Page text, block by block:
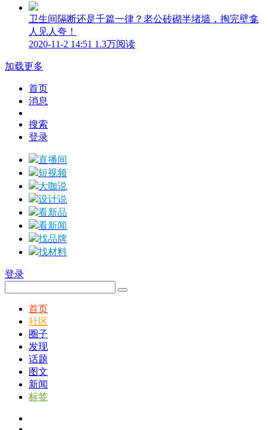
卫生间隔断还是千篇一律？老公砖砌半堵墙，掏完壁龛
人见人夸！
2020-11-2 14:51 1.3万阅读
加载更多
首页
消息
搜索
登录
直播间
短视频
大咖说
设计说
看新品
看新闻
找品牌
找材料
登录
首页
社区
圈子
发现
话题
图文
新闻
标签